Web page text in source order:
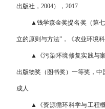
出版社，2004），2017
▲钱学森金奖提名奖（第
立的原则与方法”，《农业环境
▲《污染环境修复实践与
出版物奖（图书奖）一等奖，
成人
▲《资源循环科学与工程